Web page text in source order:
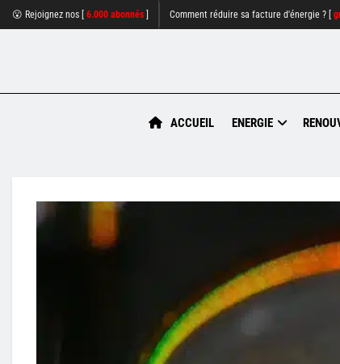
😮 Rejoignez nos [ 6.000 abonnés Comment réduire sa facture d'énergie ? [
ACCUEIL ENERGIE